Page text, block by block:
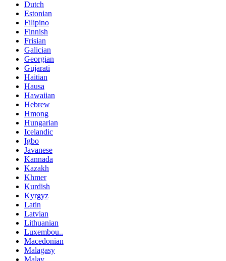
Dutch
Estonian
Filipino
Finnish
Frisian
Galician
Georgian
Gujarati
Haitian
Hausa
Hawaiian
Hebrew
Hmong
Hungarian
Icelandic
Igbo
Javanese
Kannada
Kazakh
Khmer
Kurdish
Kyrgyz
Latin
Latvian
Lithuanian
Luxembou..
Macedonian
Malagasy